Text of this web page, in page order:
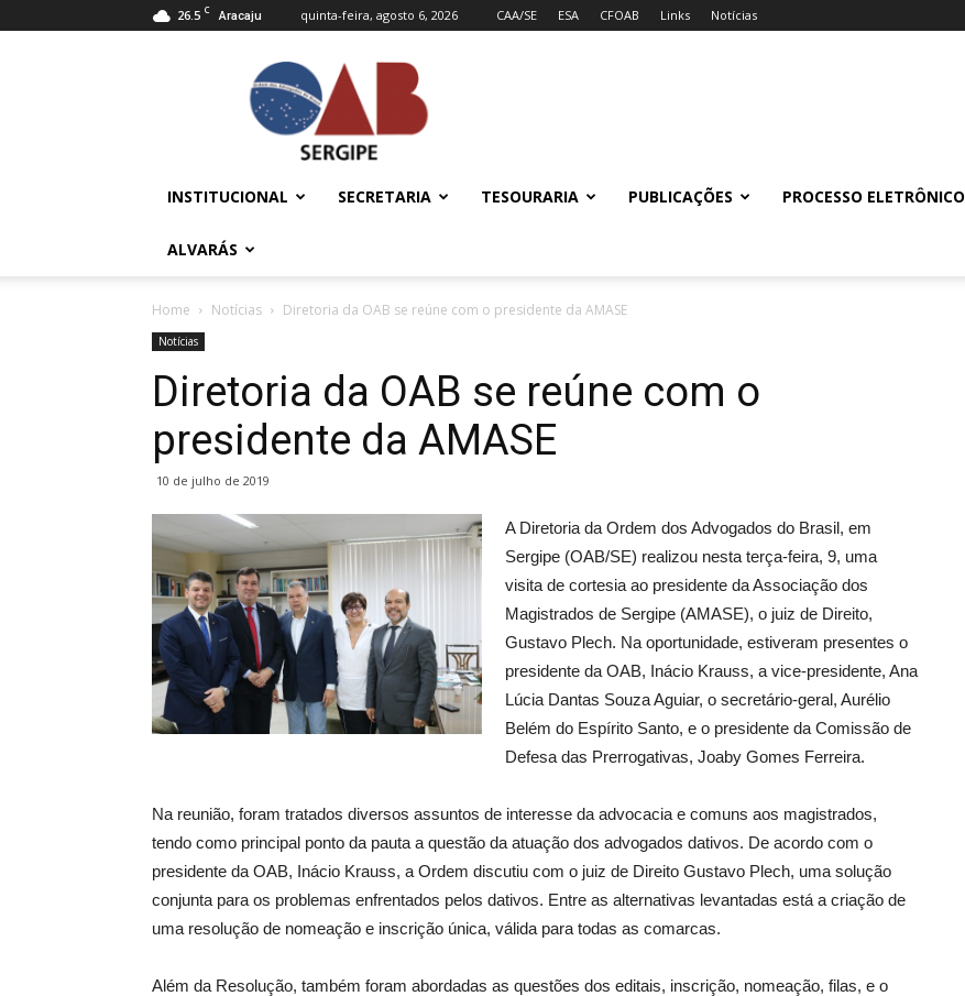
26.5 C Aracaju quinta-feira, agosto 6, 2026 CAA/SE ESA CFOAB Links Notícias
OAB/SE
Ordem
do
INSTITUCIONAL SECRETARIA TESOURARIA PUBLICAÇÕES PROCESSO ELETRÔNICO
ALVARÁS
Home Notícias Diretoria da OAB se reúne com o presidente da AMASE
Notícias
Diretoria da OAB se reúne com o
presidente da AMASE
10 de julho de 2019
A Diretoria da Ordem dos Advogados do Brasil, em
Sergipe (OAB/SE) realizou nesta terça-feira, 9, uma
visita de cortesia ao presidente da Associação dos
Magistrados de Sergipe (AMASE), o juiz de Direito,
Gustavo Plech. Na oportunidade, estiveram presentes o
presidente da OAB, Inácio Krauss, a vice-presidente, Ana
Lúcia Dantas Souza Aguiar, o secretário-geral, Aurélio
Belém do Espírito Santo, e o presidente da Comissão de
Defesa das Prerrogativas, Joaby Gomes Ferreira.
Na reunião, foram tratados diversos assuntos de interesse da advocacia e comuns aos magistrados,
tendo como principal ponto da pauta a questão da atuação dos advogados dativos. De acordo com o
presidente da OAB, Inácio Krauss, a Ordem discutiu com o juiz de Direito Gustavo Plech, uma solução
conjunta para os problemas enfrentados pelos dativos. Entre as alternativas levantadas está a criação de
uma resolução de nomeação e inscrição única, válida para todas as comarcas.
Além da Resolução, também foram abordadas as questões dos editais, inscrição, nomeação, filas, e o